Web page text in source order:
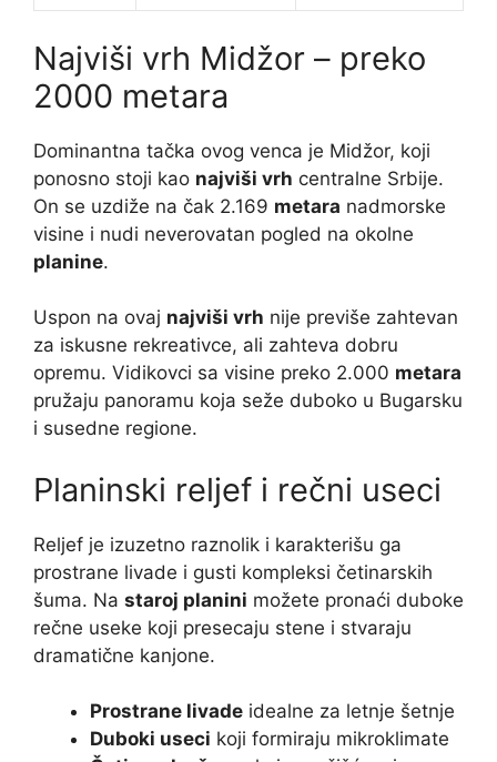
Najviši vrh Midžor – preko
2000 metara
Dominantna tačka ovog venca je Midžor, koji
ponosno stoji kao najviši vrh centralne Srbije.
On se uzdiže na čak 2.169 metara nadmorske
visine i nudi neverovatan pogled na okolne
planine.
Uspon na ovaj najviši vrh nije previše zahtevan
za iskusne rekreativce, ali zahteva dobru
opremu. Vidikovci sa visine preko 2.000 metara
pružaju panoramu koja seže duboko u Bugarsku
i susedne regione.
Planinski reljef i rečni useci
Reljef je izuzetno raznolik i karakterišu ga
prostrane livade i gusti kompleksi četinarskih
šuma. Na staroj planini možete pronaći duboke
rečne useke koji presecaju stene i stvaraju
dramatične kanjone.
Prostrane livade idealne za letnje šetnje
Duboki useci koji formiraju mikroklimate